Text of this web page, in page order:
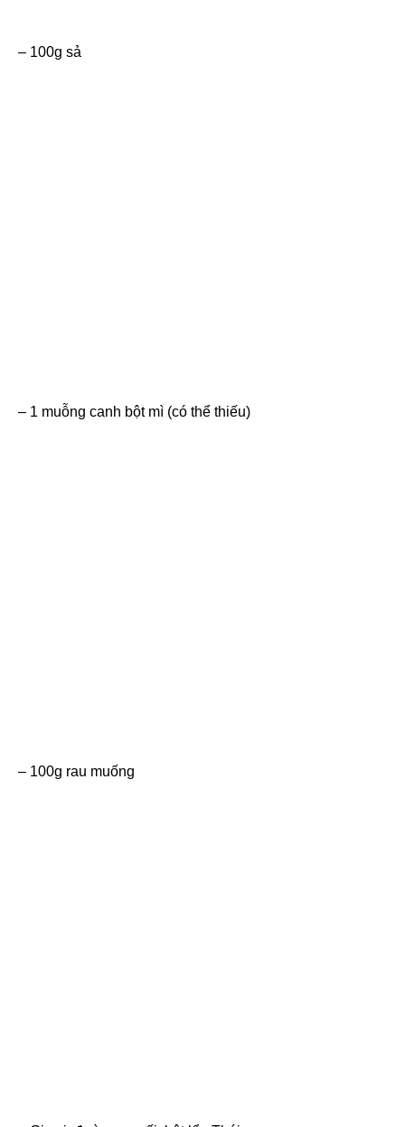
– 100g sả
– 1 muỗng canh bột mì (có thể thiếu)
– 100g rau muống